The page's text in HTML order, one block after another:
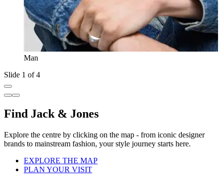
Man
Slide 1 of 4
Find Jack & Jones
Explore the centre by clicking on the map - from iconic designer
brands to mainstream fashion, your style journey starts here.
EXPLORE THE MAP
PLAN YOUR VISIT